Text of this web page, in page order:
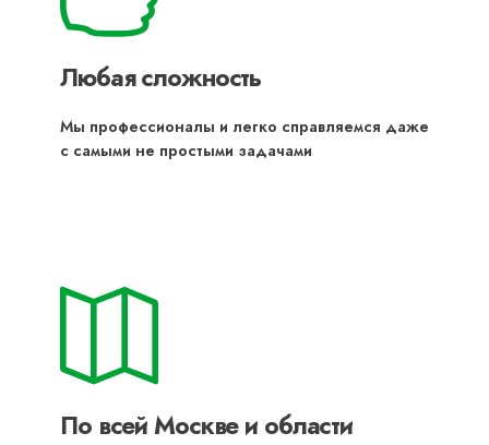
Любая сложность
Мы профессионалы и легко справляемся даже
с самыми не простыми задачами
По всей Москве и области